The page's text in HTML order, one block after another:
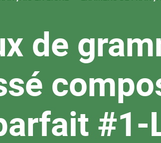
de
#1-